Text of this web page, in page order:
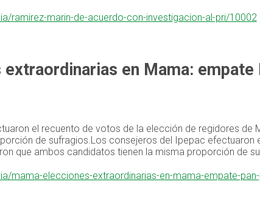
ramirez-marin-de-acuerdo-con-investigacion-al-pri/10002
en Mama: empate
el recuento de votos de la elección de regidores de
de sufragios.Los consejeros del Ipepac efectuaron
que ambos candidatos tienen la misma proporción de
mama-elecciones-extraordinarias-en-mama-empate-